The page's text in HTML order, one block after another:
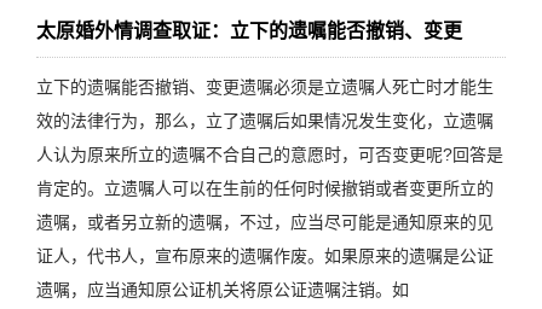
太原婚外情调查取证：立下的遗嘱能否撤销、变更
立下的遗嘱能否撤销、变更遗嘱必须是立遗嘱人死亡时才能生
效的法律行为，那么，立了遗嘱后如果情况发生变化，立遗嘱
人认为原来所立的遗嘱不合自己的意愿时，可否变更呢?回答是
肯定的。立遗嘱人可以在生前的任何时候撤销或者变更所立的
遗嘱，或者另立新的遗嘱，不过，应当尽可能是通知原来的见
证人，代书人，宣布原来的遗嘱作废。如果原来的遗嘱是公证
遗嘱，应当通知原公证机关将原公证遗嘱注销。如